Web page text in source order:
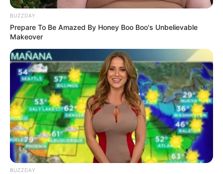
8 Kata Lucu Seputar Malam
Minggu ala Jomblo yang Bikin
Ngenes
10 Desain Kanopi Tempat
Tidur, Serasa Beristirahat di
Kamar Raja
BUZZDAY
Prepare To Be Amazed By Honey Boo Boo's Unbelievable
Makeover
BUZZDAY